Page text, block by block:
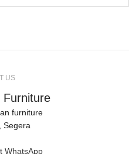
US
Furniture
furniture
Segera
WhatsApp